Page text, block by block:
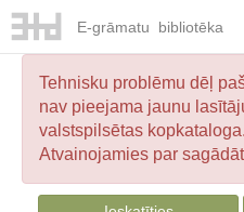
E-grāmatu bibliotēka
Tehnisku problēmu dēļ
nav pieejama jaunu
valstspilsētas
Atvainojamies par